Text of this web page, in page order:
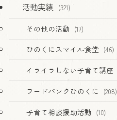
活動実績 (321)
その他の活動 (17)
ひのくにスマイル食堂 (46)
イライラしない子育て講座
フードバンクひのくに (208)
子育て相談援助活動 (10)